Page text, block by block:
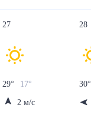
27
29° 17°
2 м/с
28
30°